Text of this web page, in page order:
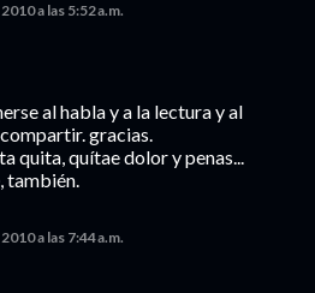
a las 5:52 a.m.
al habla y a la lectura y al
gracias.
quita, quítae dolor y penas...
también.
a las 7:44 a.m.